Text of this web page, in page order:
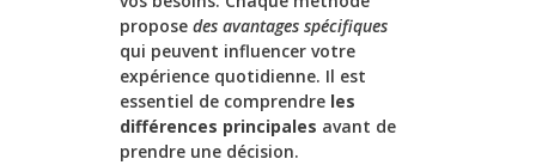
propose des avantages spécifiques
qui peuvent influencer votre
expérience quotidienne. Il est
essentiel de comprendre les
différences principales avant de
prendre une décision.